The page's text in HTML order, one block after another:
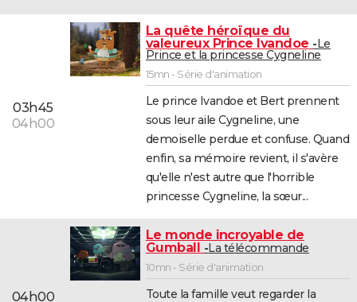
03h45
04h00
La quête héroïque du
valeureux Prince Ivandoe
Le
Prince et la princesse Cygneline
15mn - Série d'animation
Le prince Ivandoe et Bert prennent
sous leur aile Cygneline, une
demoiselle perdue et confuse. Quand
enfin, sa mémoire revient, il s'avère
qu'elle n'est autre que l'horrible
princesse Cygneline, la sœur...
04h00
Le monde incroyable de
Gumball
La télécommande
10mn - Série d'animation
Toute la famille veut regarder la